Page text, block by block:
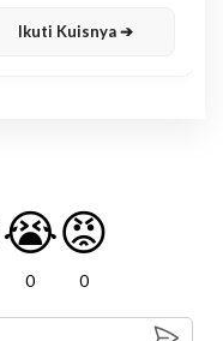
Ikuti Kuisnya ➔
😭
0
😡
0